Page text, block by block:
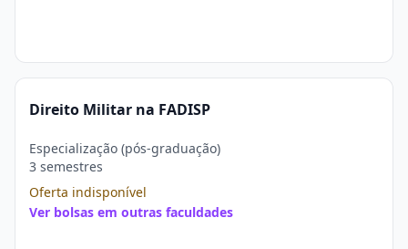
Direito Militar na FADISP
Especialização (pós-graduação)
3 semestres
Oferta indisponível
Ver bolsas em outras faculdades